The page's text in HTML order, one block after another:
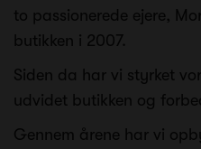
to passionerede ejere,
butikken i 2007.
Siden da har vi styrket
udvidet butikken og
Gennem årene har vi